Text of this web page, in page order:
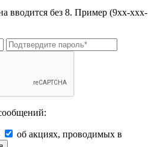
вводится без 8. Пример (9хх-ххх-
об акциях, проводимых в